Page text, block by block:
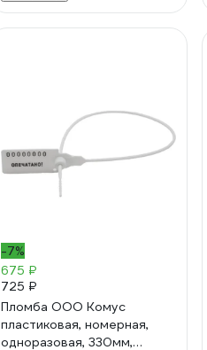
-7%
675 ₽
725 ₽
Пломба ООО Комус
пластиковая, номерная,
одноразовая, 330мм,